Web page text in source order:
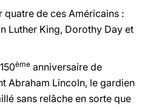
de ces Américains :
Luther King, Dorothy Day et
ème anniversaire de
Abraham Lincoln, le gardien
sans relâche en sorte que